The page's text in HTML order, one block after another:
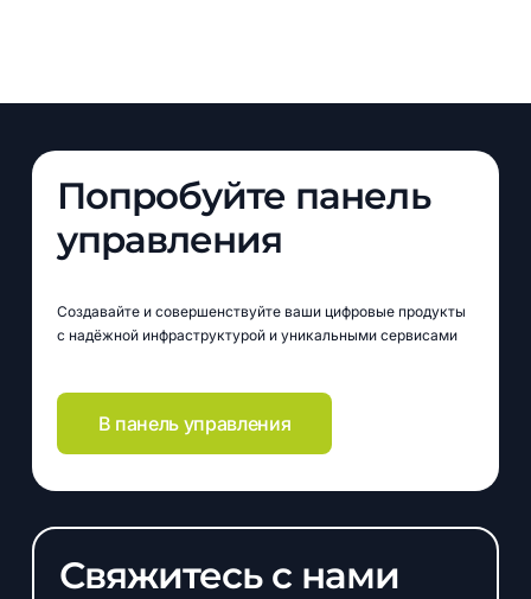
Попробуйте панель
управления
Создавайте и совершенствуйте ваши цифровые продукты
с надёжной инфраструктурой и уникальными сервисами
В панель управления
Свяжитесь с нами